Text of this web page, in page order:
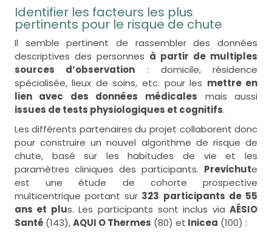
Identifier les facteurs les plus
pertinents pour le risque de chute
Il semble pertinent de rassembler des données
descriptives des personnes à partir de multiples
sources d’observation : domicile, résidence
spécialisée, lieux de soins, etc. pour les mettre en
lien avec des données médicales mais aussi
issues de tests physiologiques et cognitifs.
Les différents partenaires du projet collaborent donc
pour construire un nouvel algorithme de risque de
chute, basé sur les habitudes de vie et les
paramètres cliniques des participants. Previchute
est une étude de cohorte prospective
multicentrique portant sur 323 participants de 55
ans et plus. Les participants sont inclus viaAÉSIO
Santé (143),AQUI O Thermes (80) et Inicea (100) :